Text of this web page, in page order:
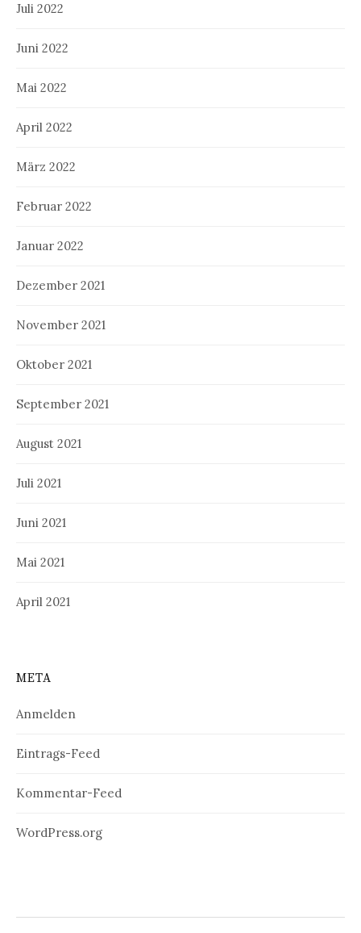
Juli 2022
Juni 2022
Mai 2022
April 2022
März 2022
Februar 2022
Januar 2022
Dezember 2021
November 2021
Oktober 2021
September 2021
August 2021
Juli 2021
Juni 2021
Mai 2021
April 2021
META
Anmelden
Eintrags-Feed
Kommentar-Feed
WordPress.org